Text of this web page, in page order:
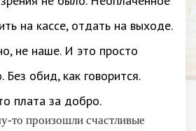
на кассе, отдать на выходе.
не наше. И это просто
обид, как говорится.
плата за добро.
то произошли счастливые